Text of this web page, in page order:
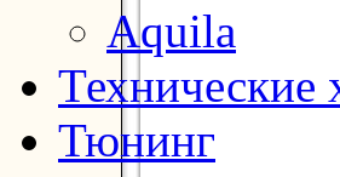
Aquila
Технические
Тюнинг